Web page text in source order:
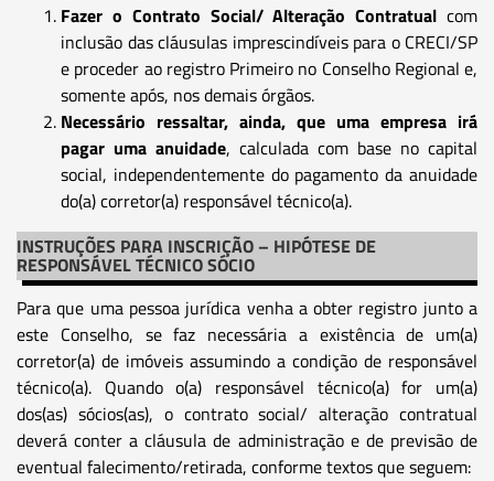
Fazer o Contrato Social/ Alteração Contratual com
inclusão das cláusulas imprescindíveis para o CRECI/SP
e proceder ao registro Primeiro no Conselho Regional e,
somente após, nos demais órgãos.
Necessário ressaltar, ainda, que uma empresa irá
pagar uma anuidade, calculada com base no capital
social, independentemente do pagamento da anuidade
do(a) corretor(a) responsável técnico(a).
INSTRUÇÕES PARA INSCRIÇÃO – HIPÓTESE DE
RESPONSÁVEL TÉCNICO SÓCIO
Para que uma pessoa jurídica venha a obter registro junto a
este Conselho, se faz necessária a existência de um(a)
corretor(a) de imóveis assumindo a condição de responsável
técnico(a). Quando o(a) responsável técnico(a) for um(a)
dos(as) sócios(as), o contrato social/ alteração contratual
deverá conter a cláusula de administração e de previsão de
eventual falecimento/retirada, conforme textos que seguem: